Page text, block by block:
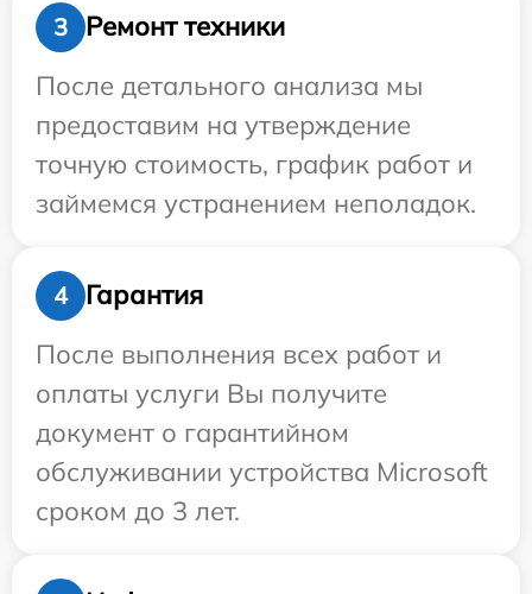
3
Ремонт техники
После детального анализа мы
предоставим на утверждение
точную стоимость, график работ и
займемся устранением неполадок.
4
Гарантия
После выполнения всех работ и
оплаты услуги Вы получите
документ о гарантийном
обслуживании устройства Microsoft
сроком до 3 лет.